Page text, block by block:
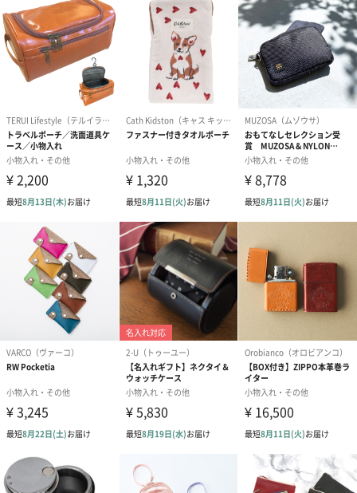
写真付きメッセージカ
ード（680円）
写真付きメッセージカ
ード（Thank you）ピ
ンク（680円）
【誕生日】
Birthday ホワ
刷なし）（
ギフトラッピングを施してお届けいたします。
コットン巾着 【誕生
日】（グレー）M（550
コットン巾着 【誕生
日】（スモーキーピン
ク）M（550円）
コットン巾着
とう】 M（
生花
生花のブーケを同梱します。
※9-15時にご注文いただく場合、最短のお届け可能日が通常より
も1日遅くなります。